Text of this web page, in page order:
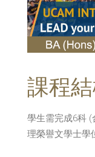
課程
學生需完成6科 (
理榮譽文學士學